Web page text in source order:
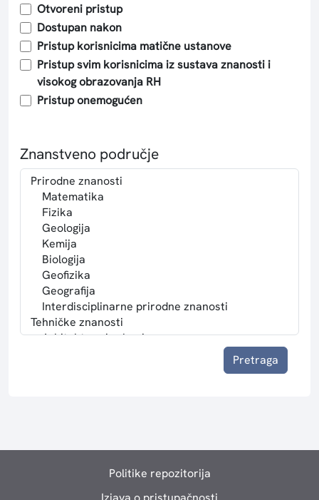
Otvoreni pristup
Dostupan nakon
Pristup korisnicima matične ustanove
Pristup svim korisnicima iz sustava znanosti i
visokog obrazovanja RH
Pristup onemogućen
Znanstveno područje
Pretraga
Politike repozitorija